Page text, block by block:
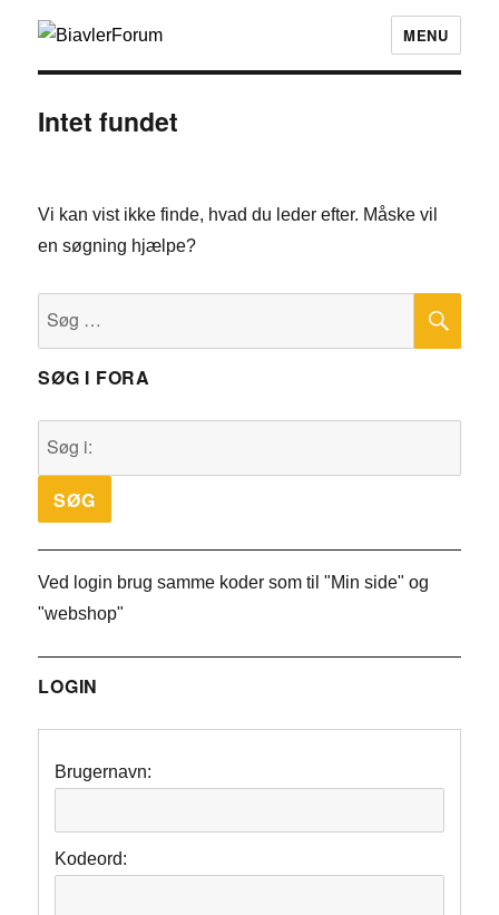
MENU
Intet fundet
Vi kan vist ikke finde, hvad du leder efter. Måske vil
en søgning hjælpe?
SØG I FORA
Ved login brug samme koder som til "Min side" og
"webshop"
LOGIN
Brugernavn:
Kodeord: